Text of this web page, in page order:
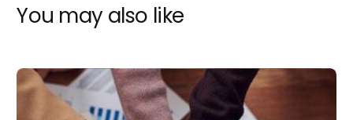
You may also like